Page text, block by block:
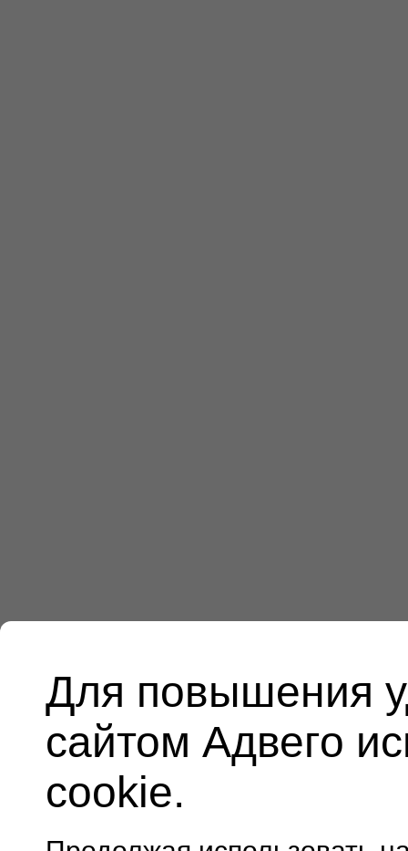
Для повышения
сайтом Адвего
cookie.